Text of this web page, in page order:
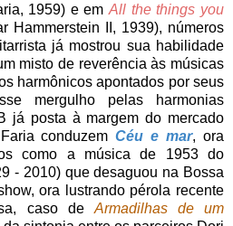
1959) e emAll the things you
Hammerstein II, 1939), números
já mostrou sua habilidade
misto de reverência às músicas
harmônicos apontados por seus
mergulho pelas harmonias
já posta à margem do mercado
conduzemCéu e mar, ora
como a música de 1953 do
- 2010) que desaguou na Bossa
ora lustrando pérola recente
caso de Armadilhas de um